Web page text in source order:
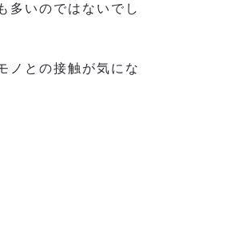
多いのではないでし
ノとの接触が気にな